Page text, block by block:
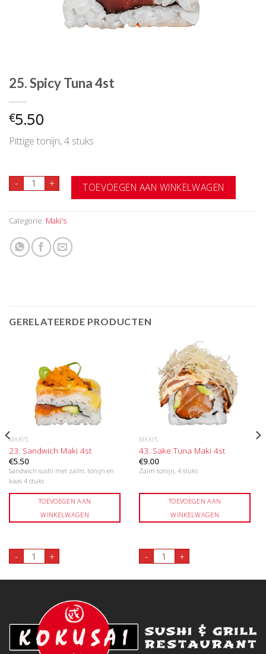
25. Spicy Tuna 4st
€5.50
Pittige tonijn, 4 stuks
- 25. Spicy Tuna 4st aantal
+ TOEVOEGEN AAN WINKELWAGEN
Categorie: Maki's
GERELATEERDE PRODUCTEN
MAKI'S
23. Sandwich Maki 4st
€5.50
Sandwich sushi met zalm, tonijn en
kaas 4 stuks
TOEVOEGEN AAN
WINKELWAGEN
- 23. Sandwich Maki 4st aantal
+
MAKI'S
43. Sake Tuna Maki 4st
€9.00
Zalm tonijn, 4 stuks
TOEVOEGEN AAN
WINKELWAGEN
- 43. Sake Tuna Maki 4st
+